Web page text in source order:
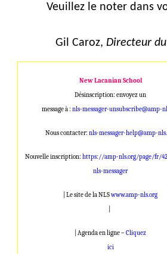
Veuillez le noter dans
Gil Caroz, Directeur
New Lacanian School
Désinscription: envoyez un
message à : nls-messager-unsubscribe@amp-
Nous contacter:nls-messager-help@amp-
Nouvelle inscription:https://amp-nls.org/page/fr/
nls-messager
| Le site de la NLSwww.amp-nls.org
| Agenda en ligne –Cliquez
ici